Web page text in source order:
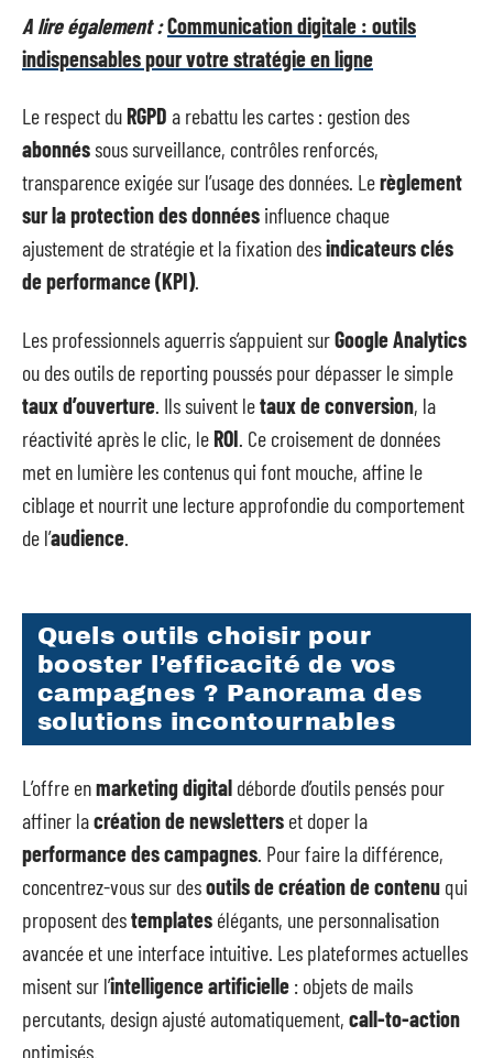
A lire également :Communication digitale : outils
indispensables pour votre stratégie en ligne
Le respect duRGPD a rebattu les cartes : gestion des
abonnéssous surveillance, contrôles renforcés,
transparence exigée sur l’usage des données. Lerèglement
sur la protection des données influence chaque
ajustement de stratégie et la fixation desindicateurs clés
de performance (KPI).
Les professionnels aguerris s’appuient surGoogle Analytics
ou des outils de reporting poussés pour dépasser le simple
taux d’ouverture . Ils suivent letaux de conversion, la
réactivité après le clic, leROI . Ce croisement de données
met en lumière les contenus qui font mouche, affine le
ciblage et nourrit une lecture approfondie du comportement
de l’audience
Quels outils choisir pour
booster l’efficacité de vos
campagnes ? Panorama des
solutions incontournables
L’offre enmarketing digital déborde d’outils pensés pour
affiner lacréation de newsletters et doper la
performance des campagnes . Pour faire la différence,
concentrez-vous sur desoutils de création de contenu qui
proposent destemplates élégants, une personnalisation
avancée et une interface intuitive. Les plateformes actuelles
misent sur l’intelligence artificielle : objets de mails
percutants, design ajusté automatiquement, call-to-action
optimisés.